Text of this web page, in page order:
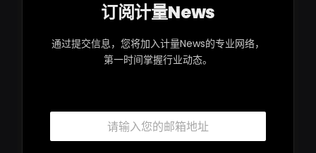
订阅计量News
通过提交信息，您将加入计量News的专业网络，
第一时间掌握行业动态。
邮
*